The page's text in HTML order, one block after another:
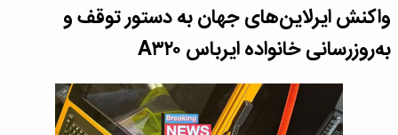
واکنش ایرلاین‌های جهان به دستور توقف و
به‌روزرسانی خانواده ایرباس ‌A۳۲۰